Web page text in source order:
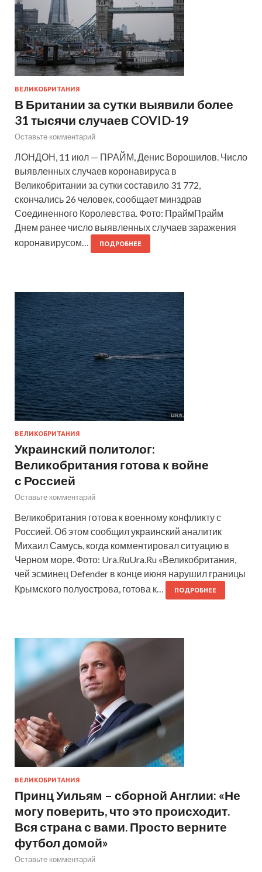
ВЕЛИКОБРИТАНИЯ
В Британии за сутки выявили более
31 тысячи случаев COVID-19
Оставьте комментарий
ЛОНДОН, 11 июл — ПРАЙМ, Денис Ворошилов. Число
выявленных случаев коронавируса в
Великобритании за сутки составило 31 772,
скончались 26 человек, сообщает минздрав
Соединенного Королевства. Фото: ПраймПрайм
Днем ранее число выявленных случаев заражения
коронавирусом…
ПОДРОБНЕЕ
ВЕЛИКОБРИТАНИЯ
Украинский политолог:
Великобритания готова к войне
с Россией
Оставьте комментарий
Великобритания готова к военному конфликту с
Россией. Об этом сообщил украинский аналитик
Михаил Самусь, когда комментировал ситуацию в
Черном море. Фото: Ura.RuUra.Ru «Великобритания,
чей эсминец Defender в конце июня нарушил границы
Крымского полуострова, готова к…
ПОДРОБНЕЕ
ВЕЛИКОБРИТАНИЯ
Принц Уильям – сборной Англии: «Не
могу поверить, что это происходит.
Вся страна с вами. Просто верните
футбол домой»
Оставьте комментарий